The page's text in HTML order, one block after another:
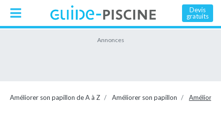
Devis
gratuits
Améliorer son papillon de A à Z Améliorer son papillon Améliorer